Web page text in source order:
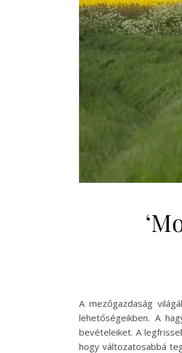
A mezőgazdaság
lehetőségeikben. A
bevételeiket. A
hogy változatosabbá